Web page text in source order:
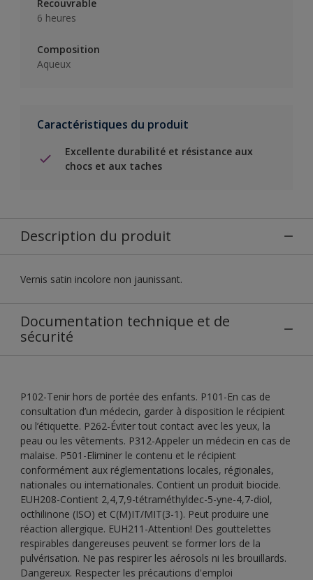
Recouvrable
6 heures
Composition
Aqueux
Caractéristiques du produit
Excellente durabilité et résistance aux
chocs et aux taches
Description du produit
Vernis satin incolore non jaunissant.
Documentation technique et de
sécurité
P102-Tenir hors de portée des enfants. P101-En cas de
consultation d’un médecin, garder à disposition le récipient
ou l’étiquette. P262-Éviter tout contact avec les yeux, la
peau ou les vêtements. P312-Appeler un médecin en cas de
malaise. P501-Eliminer le contenu et le récipient
conformément aux réglementations locales, régionales,
nationales ou internationales. Contient un produit biocide.
EUH208-Contient 2,4,7,9-tétraméthyldec-5-yne-4,7-diol,
octhilinone (ISO) et C(M)IT/MIT(3-1). Peut produire une
réaction allergique. EUH211-Attention! Des gouttelettes
respirables dangereuses peuvent se former lors de la
pulvérisation. Ne pas respirer les aérosols ni les brouillards.
Dangereux. Respecter les précautions d'emploi